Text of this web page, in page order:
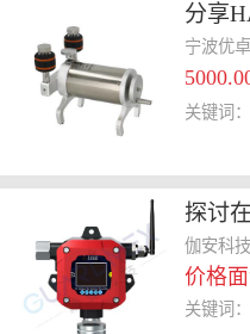
分享
略，
宁波优
关键词
探讨
家好
伽安科
价格
关键词